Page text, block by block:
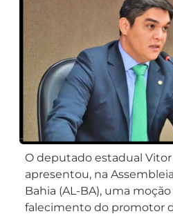
O deputado estadual
apresentou, na
Bahia (AL-BA), uma
falecimento do promotor